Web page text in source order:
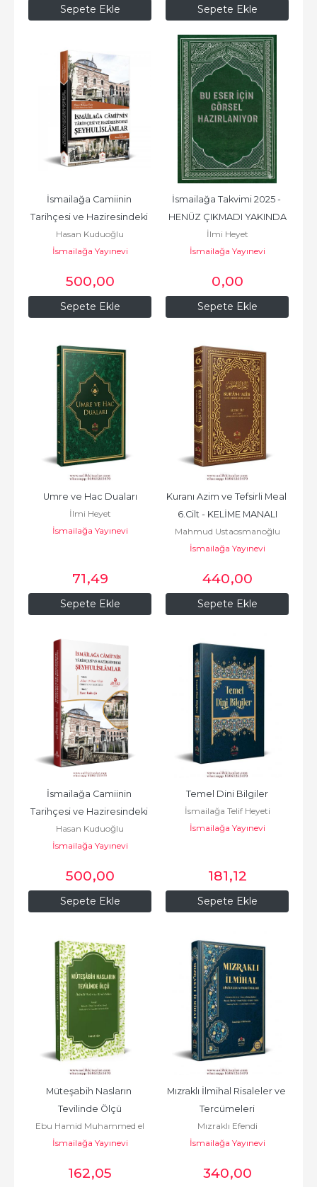
Sepete Ekle Sepete Ekle
Sepete Ekle
İsmailağa Camiinin
Tarihçesi ve Haziresindeki
Şeyhulislamlar
Hasan Kuduoğlu
İsmailağa Yayınevi
500,00
Sepete Ekle
İsmailağa Takvimi 2025 -
HENÜZ ÇIKMADI YAKINDA
İlmi Heyet
İsmailağa Yayınevi
0,00
Sepete Ekle
Umre ve Hac Duaları
İlmi Heyet
İsmailağa Yayınevi
71,49
Sepete Ekle
Kuranı Azim ve Tefsirli Meal
6.Cilt - KELİME MANALI
Mahmud Ustaosmanoğlu
(K.S.)
İsmailağa Yayınevi
440,00
Sepete Ekle
İsmailağa Camiinin
Tarihçesi ve Haziresindeki
Şeyhulislamlar Orta boy
Hasan Kuduoğlu
İsmailağa Yayınevi
500,00
Sepete Ekle
Temel Dini Bilgiler
İsmailağa Telif Heyeti
İsmailağa Yayınevi
181,12
Müteşabih Nasların
Tevilinde Ölçü
Ebu Hamid Muhammed el
Gazali أبو
İsmailağa Yayınevi
162,05
Mızraklı İlmihal Risaleler ve
Tercümeleri
Mızraklı Efendi
İsmailağa Yayınevi
340,00